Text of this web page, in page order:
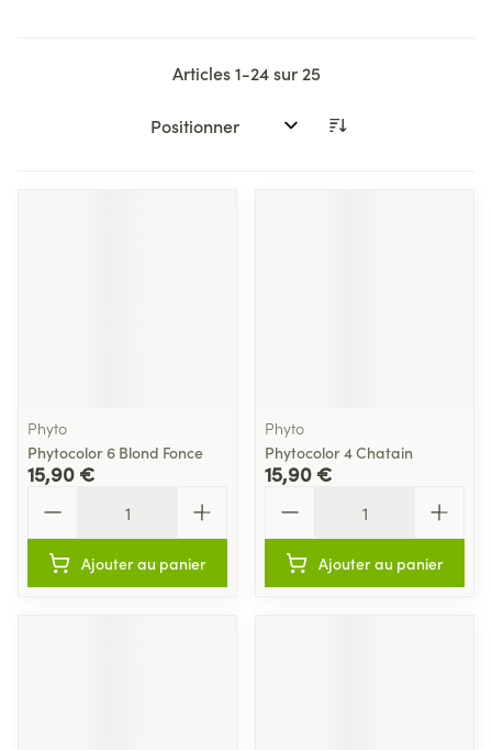
Articles1-24sur 25
Trier par:
Phyto
Phytocolor 6 Blond Fonce
15,90 €
Ajouter au panier
Phyto
Phytocolor 4 Chatain
15,90 €
Ajouter au panier